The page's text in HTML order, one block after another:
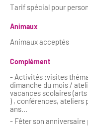
Tarif spécial pour
Animaux
Animaux acceptés
Complément
- Activités :visites
dimanche du mois /
vacances scolaires
) , conférences, ateliers
ans...
- Fêter son anniversaire